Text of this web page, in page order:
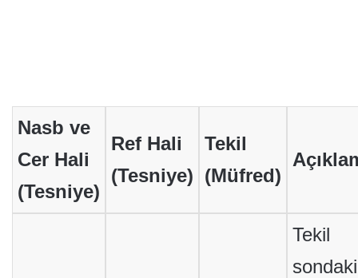
Nasb ve
Cer Hali
(Tesniye)
Ref Hali
(Tesniye)
Tekil
(Müfred)
Tekil